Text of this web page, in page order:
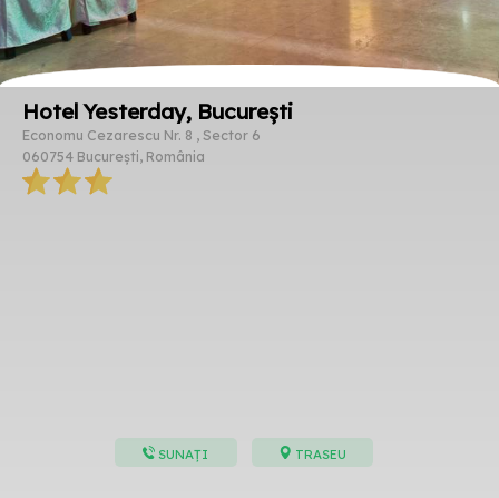
Hotel Yesterday, București
Economu Cezarescu Nr. 8 , Sector 6
060754 București, România
SUNAȚI TRASEU